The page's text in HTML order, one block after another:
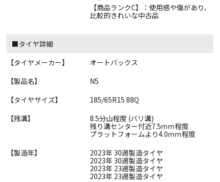
【商品ランクC】：使用感や傷があり、
比較的きれいな中古品
■タイヤ詳細
【タイヤメーカー】
オートバックス
【製品名】
N5
【タイヤサイズ】
185/65R15 88Q
【残溝】
8.5分山程度 (バリ溝)
残り溝センター付近7.5ｍｍ程度
プラットフォームより4.0ｍｍ程度
【製造年】
2023年 30週製造タイヤ
2023年 30週製造タイヤ
2023年 23週製造タイヤ
2023年 23週製造タイヤ